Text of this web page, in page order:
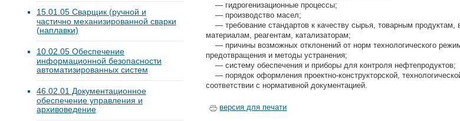
15.01.05 Сварщик (ручной и
частично механизированной сварки
(наплавки)
10.02.05 Обеспечение
информационной безопасности
автоматизированных систем
46.02.01 Документационное
обеспечение управления и
архивоведение
— гидрогенизационные процессы;
— производство масел;
— требование стандартов к качеству сырья, товарным продуктам,
материалам, реагентам, катализаторам;
— причины возможных отклонений от норм технологического
предотвращения и методы устранения;
— систему обеспечения и приборы для контроля нефтепродуктов;
— порядок оформления проектно-конструкторской,
соответствии с нормативной документацией.
версия для печати